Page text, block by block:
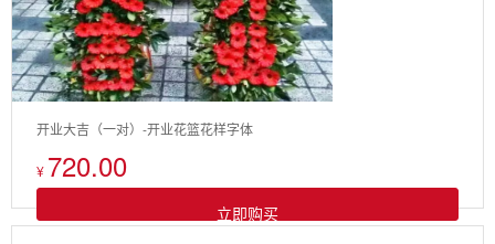
开业大吉（一对）-开业花篮花样字体
¥ 720.00
立即购买